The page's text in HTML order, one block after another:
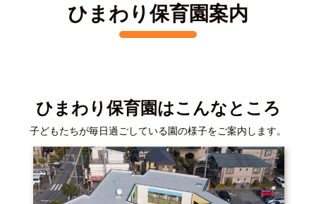
ひまわり保育園案内
ひまわり保育園はこんなところ
子どもたちが毎日過ごしている園の様子をご案内します。